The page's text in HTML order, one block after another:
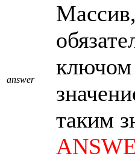
answer
ключом
таким